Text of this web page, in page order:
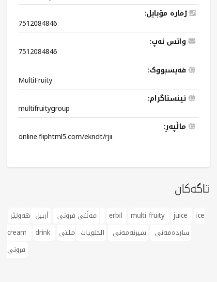
ژمارە مۆبایل:
7512084846
واتس ئەپ:
7512084846
فەیسبووک:
MultiFruity
ئینستاگرام:
multifruitygroup
ماڵپەڕ:
online.fliphtml5.com/ekndt/rjii
تاگەکان
مەڵتی فروتی أربيل erbil multi fruity juice
ice
cream
drink ساردەمەنی شیرنەمەنی الحلويات ملتي
فروتي